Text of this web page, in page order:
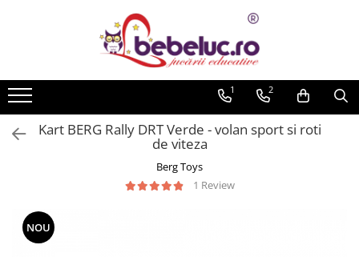
Toate Produsele
Jucarii pe varste
Jucarii educative
Set constructie copii
Seturi Experimente pentru copii
Organele Corpului Uman
1 2
Kart BERG Rally DRT Verde - volan sport si roti
de viteza
Berg Toys
1 Review
NOU